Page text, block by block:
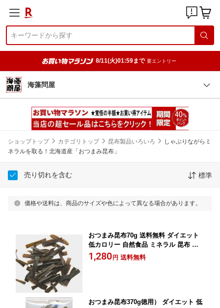
8/11(火)01:59まで 要エントリー
海藻問屋
ショップトップ カテゴリトップ 昆布製品いろいろ
しゃぶりながらミ
ネラルを取る！北海道産「おつまみ昆布」
売り切れを含む 標準
価格や送料は、商品のサイズや色によって異なる場合があります。
おつまみ昆布70g 送料無料 ダイエット
低カロリー 自然食品 ミネラル 昆布 コ
ンブ おやつ 海藻
1,280 円 送料無料
おつまみ昆布370g徳用） ダイエット 低